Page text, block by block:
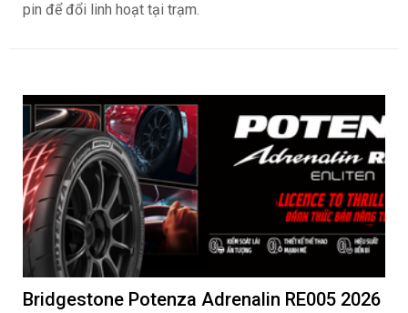
pin để đổi linh hoạt tại trạm.
Bridgestone Potenza Adrenalin RE005 2026